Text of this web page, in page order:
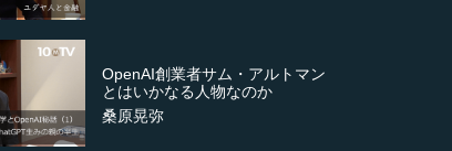
OpenAI創業者サム・アルトマン
とはいかなる人物なのか
桑原晃弥